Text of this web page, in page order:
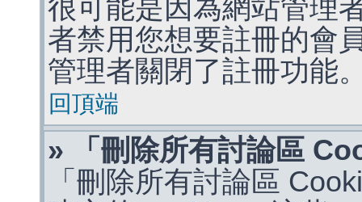
很可能是因為網站管理
者禁用您想要註冊的會
管理者關閉了註冊功能
回頂端
» 「刪除所有討論區
「刪除所有討論區